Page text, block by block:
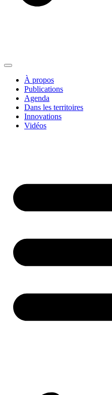
À propos
Publications
Agenda
Dans les territoires
Innovations
Vidéos